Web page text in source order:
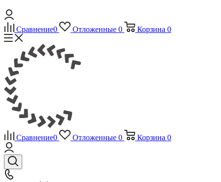
Сравнение0 Отложенные 0 Корзина 0
Сравнение0 Отложенные 0 Корзина 0